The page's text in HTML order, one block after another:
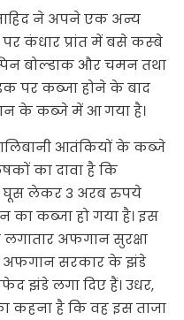
ने अपने एक अन्य
पर कंधार प्रांत में बसे कस्‍बे
बोल्‍डाक और चमन तथा
पर कब्‍जा होने के बाद
के कब्‍जे में आ गया है।
आतंकियों के कब्‍जे
का दावा है कि
घूस लेकर 3 अरब रुपये
का कब्‍जा हो गया है। इस
अफगान सुरक्षा
अफगान सरकार के झंडे
झंडे लगा दिए हैं। उधर,
कहना है कि वह इस ताजा